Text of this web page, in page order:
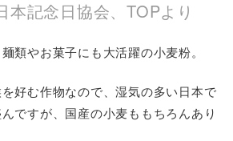
本記念日協会、TOPより
類やお菓子にも大活躍の小麦粉。
好む作物なので、湿気の多い日本で
ですが、国産の小麦ももちろんあり